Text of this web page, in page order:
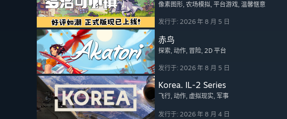
像素图形, 农场模拟, 平台游戏, 温馨惬意
发行于: 2026 年 8 月 5 日
赤鸟
探索, 动作, 冒险, 2D 平台
发行于: 2026 年 8 月 5 日
Korea. IL-2 Series
飞行, 动作, 虚拟现实, 军事
发行于: 2026 年 8 月 4 日